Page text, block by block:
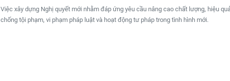
Việc xây dựng Nghị quyết mới nhằm đáp ứng yêu cầu nâng cao chất lượng, hiệu
chống tội phạm, vi phạm pháp luật và hoạt động tư pháp trong tình hình mới.